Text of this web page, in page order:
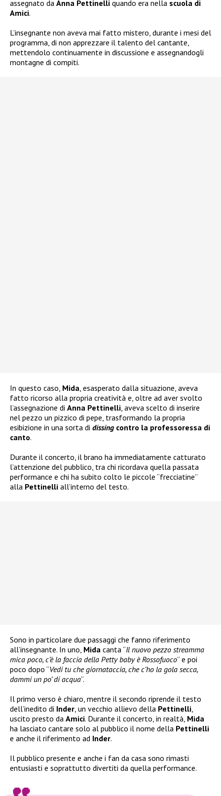
assegnato da Anna Pettinelli quando era nella scuola di
Amici.
L’insegnante non aveva mai fatto mistero, durante i mesi del
programma, di non apprezzare il talento del cantante,
mettendolo continuamente in discussione e assegnandogli
montagne di compiti.
In questo caso, Mida , esasperato dalla situazione, aveva
fatto ricorso alla propria creatività e, oltre ad aver svolto
l’assegnazione di Anna Pettinelli , aveva scelto di inserire
nel pezzo un pizzico di pepe, trasformando la propria
esibizione in una sorta di dissing contro la professoressa di
canto.
Durante il concerto, il brano ha immediatamente catturato
l’attenzione del pubblico, tra chi ricordava quella passata
performance e chi ha subito colto le piccole “frecciatine”
alla Pettinelli all’interno del testo.
Sono in particolare due passaggi che fanno riferimento
all’insegnante. In uno, Mida canta “Il nuovo pezzo streamma
mica poco, c’è la faccia della Petty baby è Rossofuoco” e poi
poco dopo “Vedi tu che giornataccia, che c’ho la gola secca,
dammi un po’ di acqua“.
Il primo verso è chiaro, mentre il secondo riprende il testo
dell’inedito di Inder , un vecchio allievo della Pettinelli
uscito presto da Amici. Durante il concerto, in realtà, Mida
ha lasciato cantare solo al pubblico il nome della Pettinelli
e anche il riferimento ad Inder.
Il pubblico presente e anche i fan da casa sono rimasti
entusiasti e soprattutto divertiti da quella performance.